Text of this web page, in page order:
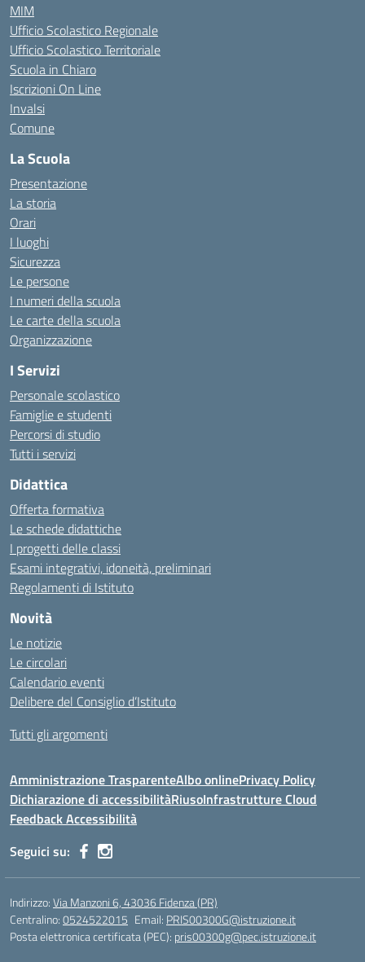
MIM
Ufficio Scolastico Regionale
Ufficio Scolastico Territoriale
Scuola in Chiaro
Iscrizioni On Line
Invalsi
Comune
La Scuola
Presentazione
La storia
Orari
I luoghi
Sicurezza
Le persone
I numeri della scuola
Le carte della scuola
Organizzazione
I Servizi
Personale scolastico
Famiglie e studenti
Percorsi di studio
Tutti i servizi
Didattica
Offerta formativa
Le schede didattiche
I progetti delle classi
Esami integrativi, idoneità, preliminari
Regolamenti di Istituto
Novità
Le notizie
Le circolari
Calendario eventi
Delibere del Consiglio d’Istituto
Tutti gli argomenti
Amministrazione TrasparenteAlbo onlinePrivacy Policy
Dichiarazione di accessibilitàRiusoInfrastrutture Cloud
Feedback Accessibilità
Seguici su:
Indirizzo:Via Manzoni 6, 43036 Fidenza (PR)
Centralino:0524522015 Email: PRIS00300G@istruzione.it
Posta elettronica certificata (PEC): pris00300g@pec.istruzione.it